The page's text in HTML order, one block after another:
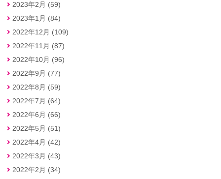
2023年2月 (59)
2023年1月 (84)
2022年12月 (109)
2022年11月 (87)
2022年10月 (96)
2022年9月 (77)
2022年8月 (59)
2022年7月 (64)
2022年6月 (66)
2022年5月 (51)
2022年4月 (42)
2022年3月 (43)
2022年2月 (34)